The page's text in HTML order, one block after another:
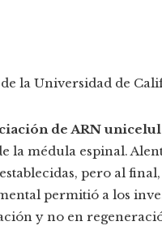
la Universidad de
de ARN
la médula espinal.
pero al
permitió a los
y no en